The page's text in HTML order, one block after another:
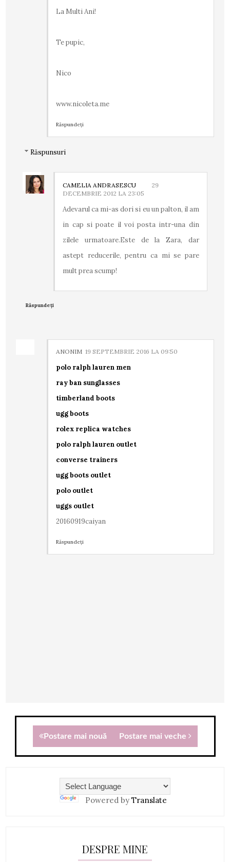
La Multi Ani!
Te pupic,
Nico
www.nicoleta.me
Răspundeți
Răspunsuri
CAMELIA ANDRASESCU
29
DECEMBRIE 2012 LA 23:05
Adevarul ca mi-as dori si eu un palton, il am
in cap si poate il voi posta intr-una din
zilele urmatoare.Este de la Zara, dar
astept reducerile, pentru ca mi se pare
mult prea scump!
Răspundeți
ANONIM 19 SEPTEMBRIE 2016 LA 09:50
polo ralph lauren men
ray ban sunglasses
timberland boots
ugg boots
rolex replica watches
polo ralph lauren outlet
converse trainers
ugg boots outlet
polo outlet
uggs outlet
20160919caiyan
Răspundeți
Postare mai nouă Postare mai veche
Powered by Translate
DESPRE MINE